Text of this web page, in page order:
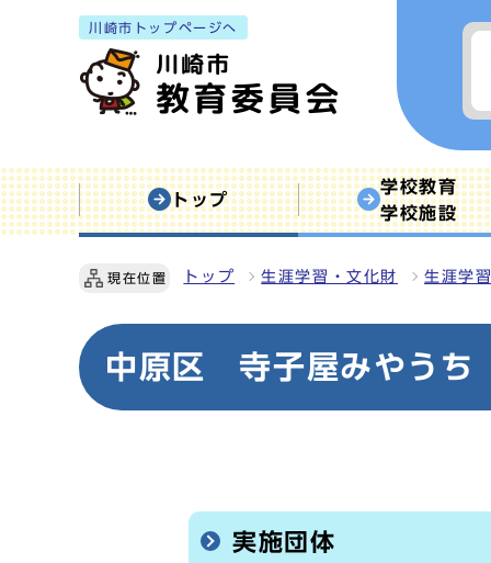
川崎市トップページへ
トップ
学校教育
学校施設
現在位置 トップ 生涯学習・文化財 生涯学習
中原区 寺子屋みやうち
実施団体